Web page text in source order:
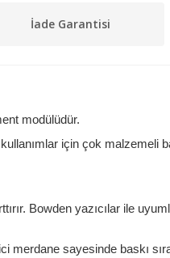
İade Garantisi
modülüdür.
için çok malzemeli
Bowden yazıcılar ile
merdane sayesinde baskı